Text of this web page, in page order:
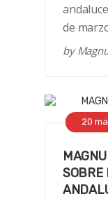
de
by
20
SOBRE